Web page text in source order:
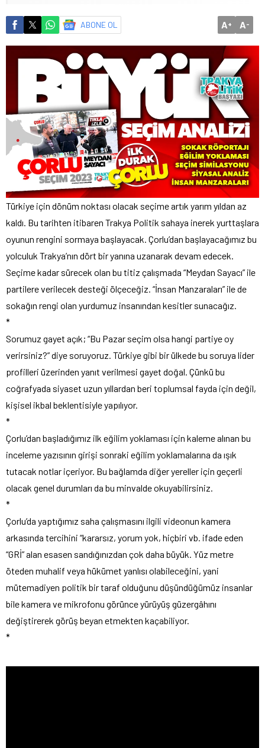
ABONE OL A+ A-
Türkiye için dönüm noktası olacak seçime artık yarım yıldan az
kaldı. Bu tarihten itibaren Trakya Politik sahaya inerek yurttaşlara
oyunun rengini sormaya başlayacak. Çorlu’dan başlayacağımız bu
yolculuk Trakya’nın dört bir yanına uzanarak devam edecek.
Seçime kadar sürecek olan bu titiz çalışmada “Meydan Sayacı” ile
partilere verilecek desteği ölçeceğiz. “İnsan Manzaraları” ile de
sokağın rengi olan yurdumuz insanından kesitler sunacağız.
*
Sorumuz gayet açık; “Bu Pazar seçim olsa hangi partiye oy
verirsiniz?” diye soruyoruz. Türkiye gibi bir ülkede bu soruya lider
profilleri üzerinden yanıt verilmesi gayet doğal. Çünkü bu
coğrafyada siyaset uzun yıllardan beri toplumsal fayda için değil,
kişisel ikbal beklentisiyle yapılıyor.
*
Çorlu’dan başladığımız ilk eğilim yoklaması için kaleme alınan bu
inceleme yazısının girişi sonraki eğilim yoklamalarına da ışık
tutacak notlar içeriyor. Bu bağlamda diğer yereller için geçerli
olacak genel durumları da bu minvalde okuyabilirsiniz.
*
Çorlu’da yaptığımız saha çalışmasını ilgili videonun kamera
arkasında tercihini “kararsız, yorum yok, hiçbiri vb. ifade eden
“GRİ” alan esasen sandığınızdan çok daha büyük. Yüz metre
öteden muhalif veya hükümet yanlısı olabileceğini, yani
mütemadiyen politik bir taraf olduğunu düşündüğümüz insanlar
bile kamera ve mikrofonu görünce yürüyüş güzergâhını
değiştirerek görüş beyan etmekten kaçabiliyor.
*